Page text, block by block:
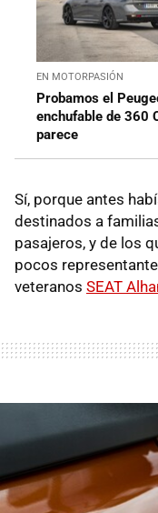
EN MOTORPASIÓN
Probamos el
enchufable de 360
parece
Sí, porque antes
destinados a
pasajeros, y de los
pocos
veteranos SEAT